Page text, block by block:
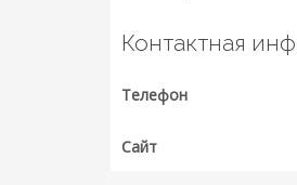
Контактная
Телефон
Сайт